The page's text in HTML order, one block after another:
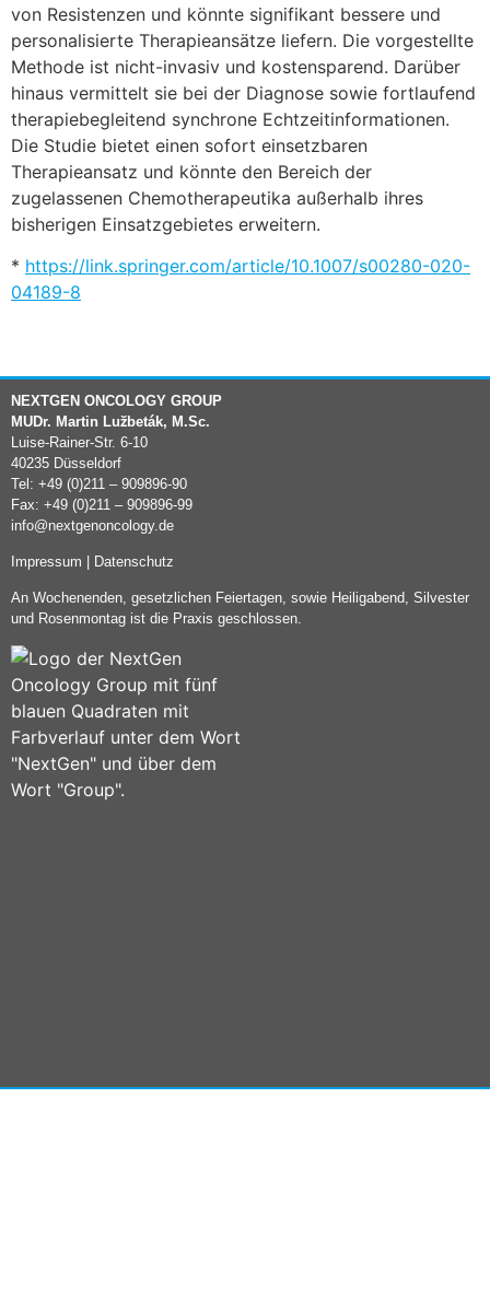
von Resistenzen und könnte signifikant bessere und
personalisierte Therapieansätze liefern. Die vorgestellte
Methode ist nicht-invasiv und kostensparend. Darüber
hinaus vermittelt sie bei der Diagnose sowie fortlaufend
therapiebegleitend synchrone Echtzeitinformationen.
Die Studie bietet einen sofort einsetzbaren
Therapieansatz und könnte den Bereich der
zugelassenen Chemotherapeutika außerhalb ihres
bisherigen Einsatzgebietes erweitern.
* https://link.springer.com/article/10.1007/s00280-020-
04189-8
NEXTGEN ONCOLOGY GROUP
MUDr. Martin Lužbeták, M.Sc.
Luise-Rainer-Str. 6-10
40235 Düsseldorf
Tel: +49 (0)211 – 909896-90
Fax: +49 (0)211 – 909896-99
info@nextgenoncology.de
Impressum Datenschutz
An Wochenenden, gesetzlichen Feiertagen, sowie Heiligabend, Silvester
und Rosenmontag ist die Praxis geschlossen.